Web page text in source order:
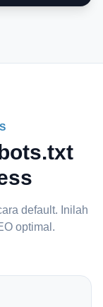
default. Inilah
optimal.